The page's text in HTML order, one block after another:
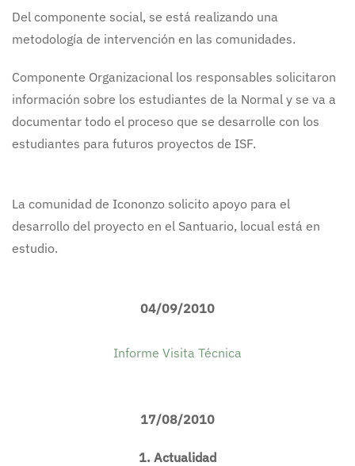
Del componente social, se está realizando una
metodología de intervención en las comunidades.
Componente Organizacional los responsables solicitaron
información sobre los estudiantes de la Normal y se va a
documentar todo el proceso que se desarrolle con los
estudiantes para futuros proyectos de ISF.
La comunidad de Icononzo solicito apoyo para el
desarrollo del proyecto en el Santuario, locual está en
estudio.
04/09/2010
Informe Visita Técnica
17/08/2010
1. Actualidad